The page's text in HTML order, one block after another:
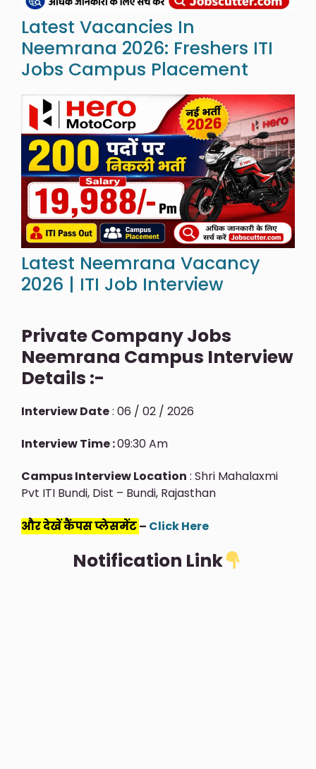
Latest Vacancies In
Neemrana 2026: Freshers ITI
Jobs Campus Placement
Latest Neemrana Vacancy
2026 | ITI Job Interview
Private Company Jobs
Neemrana Campus Interview
Details :-
Interview Date: 06 / 02 / 2026
Interview Time :09:30 Am
Campus Interview Location : Shri Mahalaxmi
Pvt ITI Bundi, Dist – Bundi, Rajasthan
और देखें कैंपस प्लेसमेंट– Click Here
Notification Link